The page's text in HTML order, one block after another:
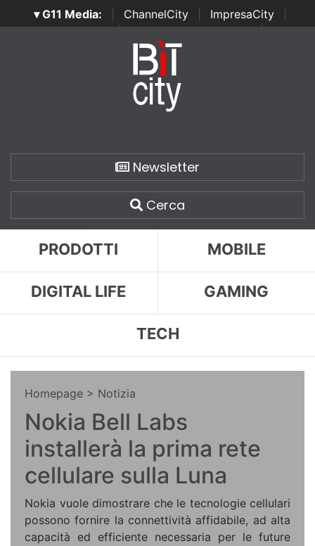
▾ G11 Media: ChannelCity ImpresaCity
SecurityOpenLab | Italian Channel Awards | Italian
Italian Security Awards
Newsletter
Cerca
PRODOTTI MOBILE
DIGITAL LIFE GAMING
TECH
Homepage > Notizia
Nokia Bell Labs
installerà la prima rete
cellulare sulla Luna
Nokia vuole dimostrare che le tecnologie cellulari
possono fornire la connettività affidabile, ad alta
capacità ed efficiente necessaria per le future